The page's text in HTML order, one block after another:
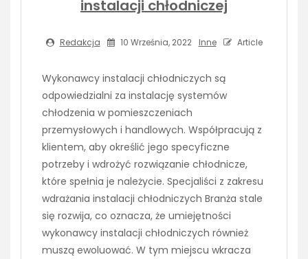
instalacji chłodniczej
Redakcja 10 Września, 2022 Inne Article
Wykonawcy instalacji chłodniczych są
odpowiedzialni za instalację systemów
chłodzenia w pomieszczeniach
przemysłowych i handlowych. Współpracują z
klientem, aby określić jego specyficzne
potrzeby i wdrożyć rozwiązanie chłodnicze,
które spełnia je należycie. Specjaliści z zakresu
wdrażania instalacji chłodniczych Branża stale
się rozwija, co oznacza, że umiejętności
wykonawcy instalacji chłodniczych również
muszą ewoluować. W tym miejscu wkracza